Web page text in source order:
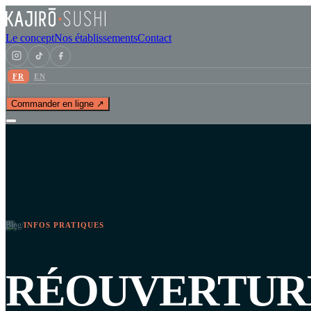
Le conceptNos établissementsContact
FR EN
Commander en ligne ↗
Blog/INFOS PRATIQUES